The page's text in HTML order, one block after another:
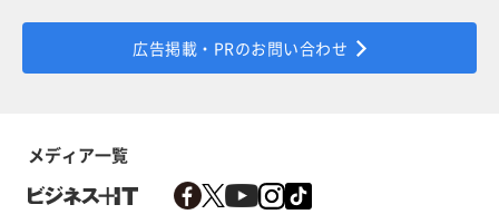
広告掲載・PRのお問い合わせ
メディア一覧